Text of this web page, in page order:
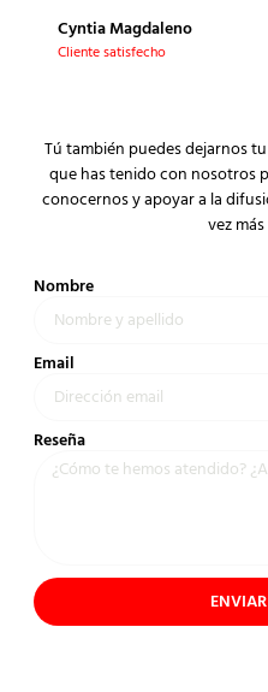
Cyntia Magdaleno
Cliente satisfecho
Tú también puedes dejarnos
que has tenido con nosotros
conocernos y apoyar a la
vez
Nombre
Email
Reseña